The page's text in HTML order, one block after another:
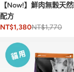
【Now!】鮮肉無穀天
配方
NT$1,380NT$1,770